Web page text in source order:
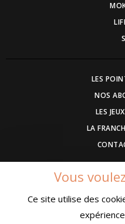
LES
NOS
LES
LA
CONDITIONS
Vous
Ce site utilise des